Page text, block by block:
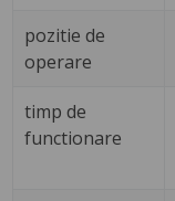
pozitie de
operare
timp de
functionare